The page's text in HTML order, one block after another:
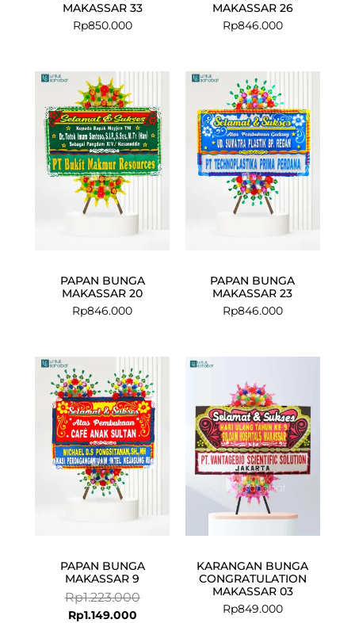
MAKASSAR 33
Rp850.000
MAKASSAR 26
Rp846.000
PAPAN BUNGA
MAKASSAR 20
Rp846.000
PAPAN BUNGA
MAKASSAR 23
Rp846.000
PAPAN BUNGA
MAKASSAR 9
Rp1.223.000
price
was:
Rp1.223.000.
Rp1.149.000
price
is:
Rp1.149.000.
KARANGAN BUNGA
CONGRATULATION
MAKASSAR 03
Rp849.000